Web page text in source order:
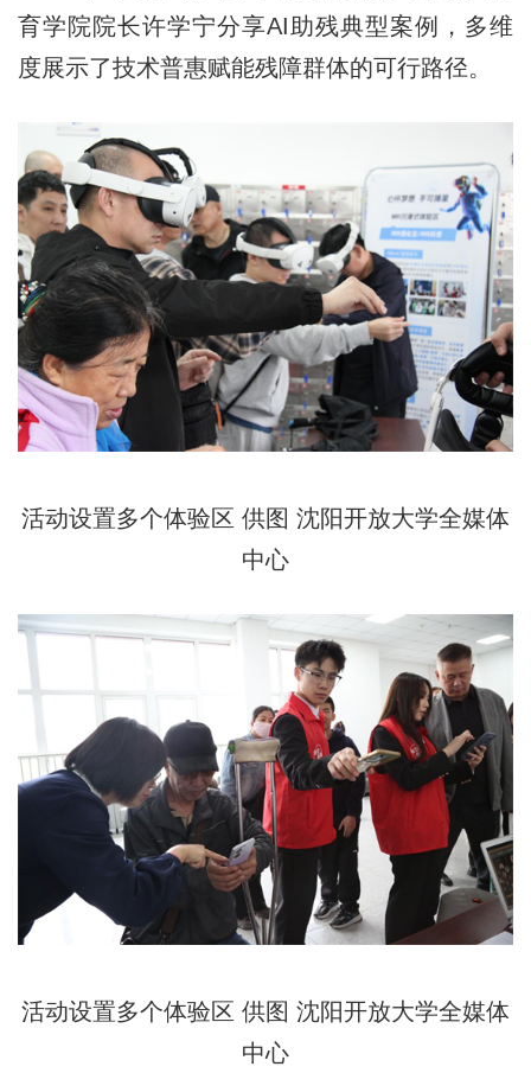
育学院院长许学宁分享AI助残典型案例，多维
度展示了技术普惠赋能残障群体的可行路径。
活动设置多个体验区 供图 沈阳开放大学全媒体
中心
活动设置多个体验区 供图 沈阳开放大学全媒体
中心